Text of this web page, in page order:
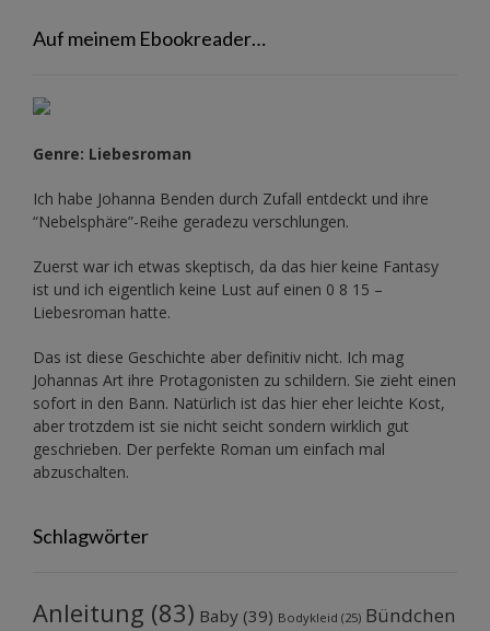
Auf meinem Ebookreader…
Genre: Liebesroman
Ich habe Johanna Benden durch Zufall entdeckt und ihre
“Nebelsphäre”-Reihe geradezu verschlungen.
Zuerst war ich etwas skeptisch, da das hier keine Fantasy
ist und ich eigentlich keine Lust auf einen 0 8 15 –
Liebesroman hatte.
Das ist diese Geschichte aber definitiv nicht. Ich mag
Johannas Art ihre Protagonisten zu schildern. Sie zieht einen
sofort in den Bann. Natürlich ist das hier eher leichte Kost,
aber trotzdem ist sie nicht seicht sondern wirklich gut
geschrieben. Der perfekte Roman um einfach mal
abzuschalten.
Schlagwörter
Anleitung (83) Baby (39) Bodykleid (25) Bündchen